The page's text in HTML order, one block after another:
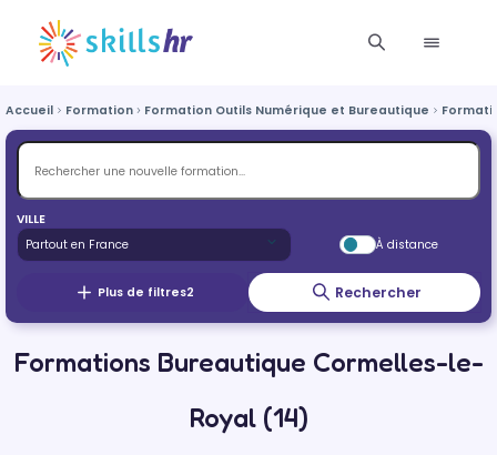
Accueil Formation Formation Outils Numérique et Bureautique
VILLE
À distance
Plus de filtres2 Rechercher
Formations Bureautique Cormelles-le-
Royal (14)